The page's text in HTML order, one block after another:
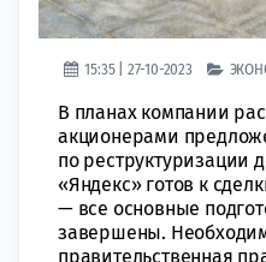
15:35 | 27-10-2023
В планах компании
акционерами
по реструктуризации
«Яндекс» готов к
— все основные
завершены.
правительственная